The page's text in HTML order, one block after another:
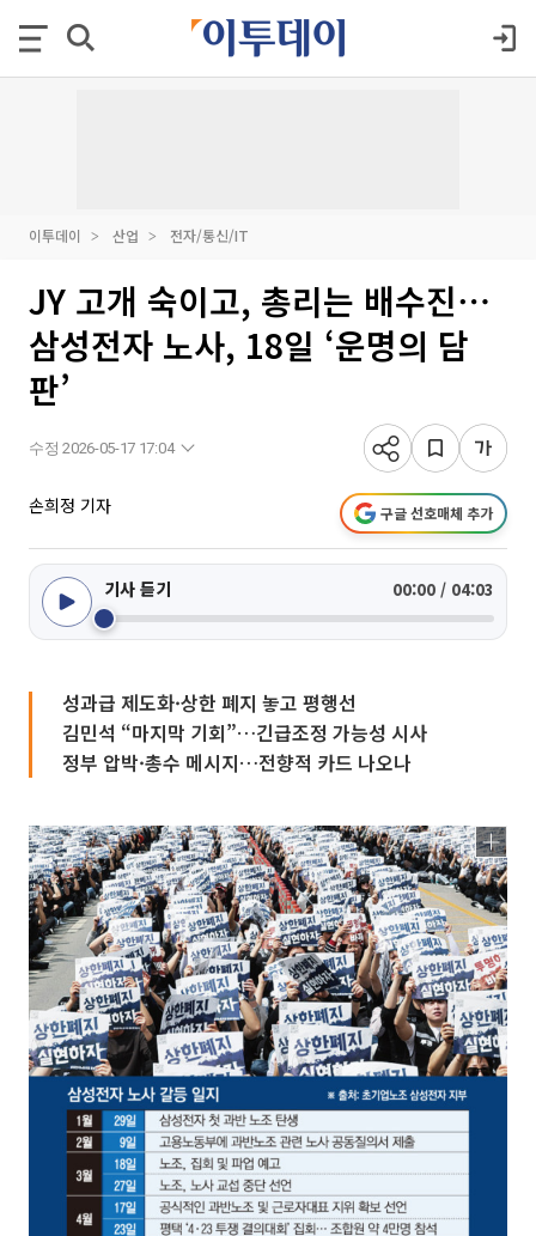
이투데이 산업 전자/통신/IT
JY 고개 숙이고, 총리는 배수진⋯
삼성전자 노사, 18일 ‘운명의 담
판’
수정 2026-05-17 17:04
손희정 기자 구글 선호매체 추가
기사 듣기 00:00 / 04:03
성과급 제도화·상한 폐지 놓고 평행선
김민석 “마지막 기회”…긴급조정 가능성 시사
정부 압박·총수 메시지…전향적 카드 나오나